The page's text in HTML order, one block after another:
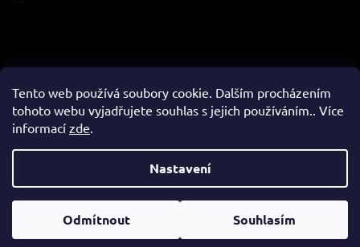
Tento web používá soubory cookie. Dalším procházením
tohoto webu vyjadřujete souhlas s jejich používáním.. Více
informací zde.
Nastavení
Odmítnout Souhlasím
www.dewalt-naradi.cz